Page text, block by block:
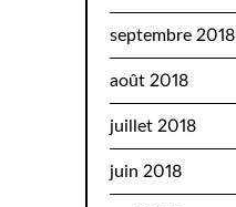
septembre 2018
août 2018
juillet 2018
juin 2018